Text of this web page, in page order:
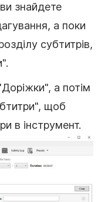
знайдете
а поки
субтитрів,
а потім
щоб
в інструмент.